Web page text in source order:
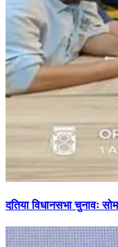
दतिया विधानसभा चुनावः